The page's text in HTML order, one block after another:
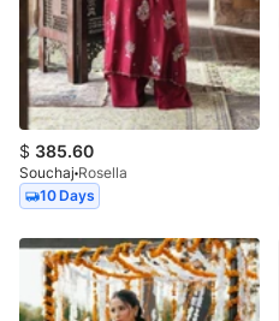
$ 385.60
Souchaj Rosella
10 Days